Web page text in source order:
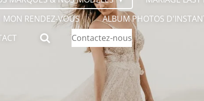
MON RENDEZ-VOUS ALBUM PHOTOS
Contactez-nous